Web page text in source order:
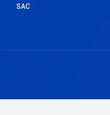
SAC